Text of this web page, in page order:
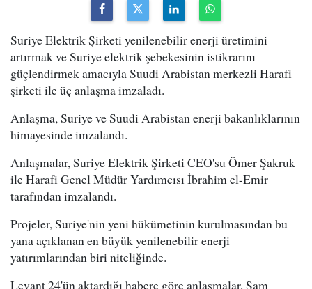
Suriye Elektrik Şirketi yenilenebilir enerji üretimini
artırmak ve Suriye elektrik şebekesinin istikrarını
güçlendirmek amacıyla Suudi Arabistan merkezli Harafi
şirketi ile üç anlaşma imzaladı.
Anlaşma, Suriye ve Suudi Arabistan enerji bakanlıklarının
himayesinde imzalandı.
Anlaşmalar, Suriye Elektrik Şirketi CEO'su Ömer Şakruk
ile Harafi Genel Müdür Yardımcısı İbrahim el-Emir
tarafından imzalandı.
Projeler, Suriye'nin yeni hükümetinin kurulmasından bu
yana açıklanan en büyük yenilenebilir enerji
yatırımlarından biri niteliğinde.
Levant 24'ün aktardığı habere göre anlaşmalar, Şam